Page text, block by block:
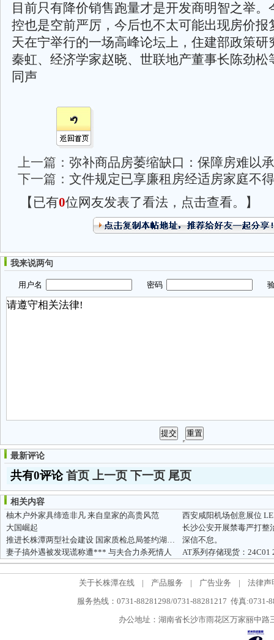
目前只有降价销售跑量才是开发商明智之举。
控也是空前严厉，今后也不太可能出现房价报
天在宁举行的一场高峰论坛上，住建部政策研
秦虹、经济学家赵晓、世联地产董事长陈劲松
同声
上一篇： 弥补商品房萎缩缺口：保障房难以
下一篇： 文件规定已享廉租房经适房家庭不
【已有0位网友发表了看法，点击查看。】
我来说两句
用户名 密码 验
最新评论
共有0评论首页 上一页 下一页 尾页
相关内容
柚木户外家具缔造非凡 来自皇家的高贵风范
西安咸阳机场创意展位
大国崛起
长沙公安开展禁毒严打整
推进长株潭两型社会建设 国家质检总局签约湖南省政府
深信不怠。
妻子搞外遇被发现谎称遭*** 与夫合力杀死情人
关于长株潭在线 | 产品服务 | 广告业务 |
法律声
服务热线：0731-88281298/0731-88281217 传真:0731-
办公地址：湖南省长沙市雨花区万家丽中